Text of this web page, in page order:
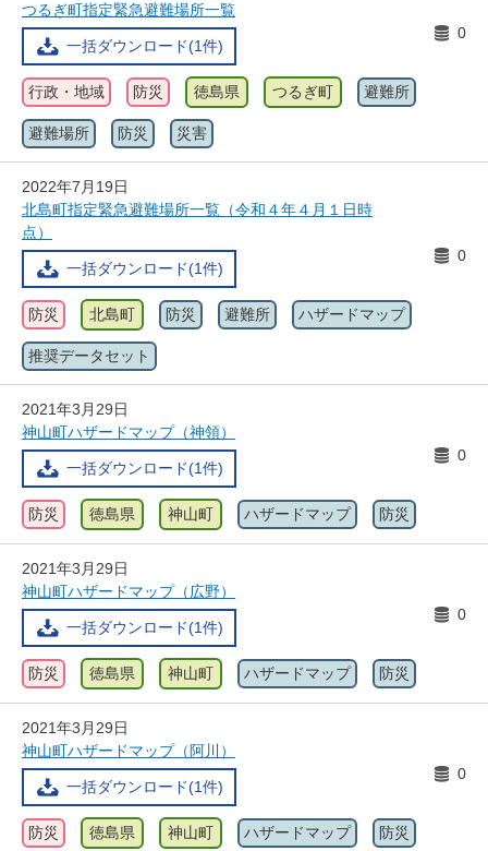
つるぎ町指定緊急避難場所一覧
一括ダウンロード(1件)
0
行政・地域 防災 徳島県 つるぎ町 避難所
避難場所 防災 災害
2022年7月19日
北島町指定緊急避難場所一覧（令和４年４月１日時
点）
一括ダウンロード(1件)
0
防災 北島町 防災 避難所 ハザードマップ
推奨データセット
2021年3月29日
神山町ハザードマップ（神領）
一括ダウンロード(1件)
0
防災 徳島県 神山町 ハザードマップ 防災
2021年3月29日
神山町ハザードマップ（広野）
一括ダウンロード(1件)
0
防災 徳島県 神山町 ハザードマップ 防災
2021年3月29日
神山町ハザードマップ（阿川）
一括ダウンロード(1件)
0
防災 徳島県 神山町 ハザードマップ 防災